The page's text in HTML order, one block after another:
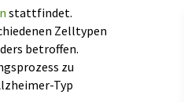
stattfindet.
Zelltypen
betroffen.
zu
Typ